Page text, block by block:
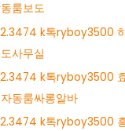
룸보도
k톡ryboy3500
사무실
k톡ryboy3500
동룸싸롱알바
k톡ryboy3500